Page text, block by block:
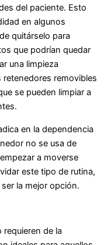
del paciente. Esto
en algunos
quitárselo para
que podrían quedar
una limpieza
removibles
se pueden limpiar a
en la dependencia
no se usa de
a moverse
este tipo de rutina,
la mejor opción.
de la